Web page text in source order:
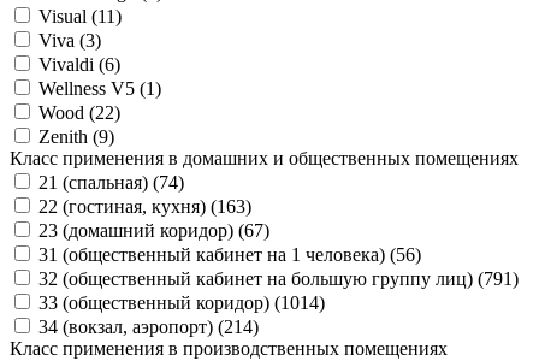
Visual (11)
Viva (3)
Vivaldi (6)
Wellness V5 (1)
Wood (22)
Zenith (9)
Класс применения в домашних и общественных помещениях
21 (спальная) (74)
22 (гостиная, кухня) (163)
23 (домашний коридор) (67)
31 (общественный кабинет на 1 человека) (56)
32 (общественный кабинет на большую группу лиц) (791)
33 (общественный коридор) (1014)
34 (вокзал, аэропорт) (214)
Класс применения в производственных помещениях